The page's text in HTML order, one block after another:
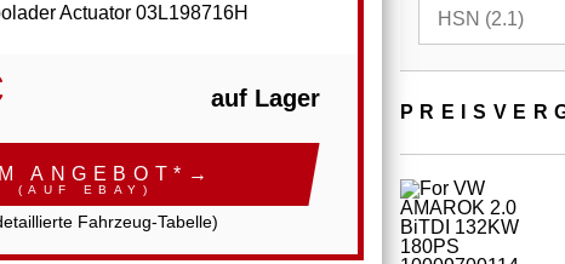
Actuator 03L198716H
auf Lager
ANGEBOT*→
(AUF EBAY)
Fahrzeug-Tabelle)